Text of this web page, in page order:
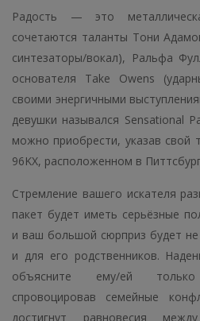
Радость — это
сочетаются таланты Тони
синтезаторы/вокал), Ральфа
основателя Take Owens
своими энергичными
девушки назывался Sensational
можно приобрести, указав свой
96KX, расположенном в
Стремление вашего искателя
пакет будет иметь серьёзные
и ваш большой сюрприз будет
и для его родственников.
объясните ему/ей
спровоцировав семейные
достигнут равновесия